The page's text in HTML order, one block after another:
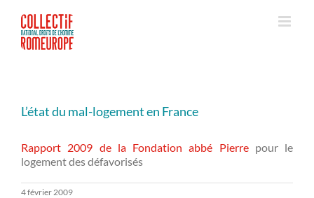
contenu
L’état du mal-logement en France
Rapport 2009 de la Fondation abbé Pierrepour le
logement des défavorisés
4 février 2009